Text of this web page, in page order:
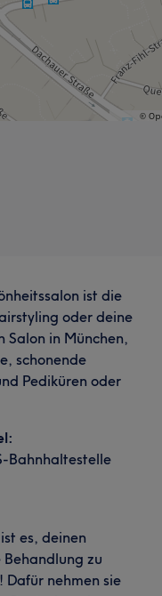
ist die
oder deine
Salon in München,
schonende
Pediküren oder
Bahnhaltestelle
es, deinen
zu
nehmen sie